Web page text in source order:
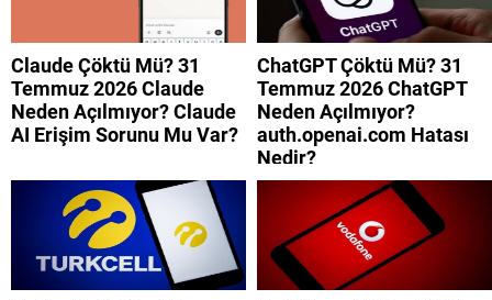
Claude Çöktü Mü? 31
Temmuz 2026 Claude
Neden Açılmıyor? Claude
AI Erişim Sorunu Mu Var?
ChatGPT Çöktü Mü? 31
Temmuz 2026 ChatGPT
Neden Açılmıyor?
auth.openai.com Hatası
Nedir?